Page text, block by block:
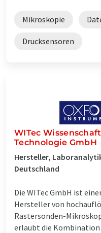
Mikroskopie
Drucksensoren
WITec
Technologie GmbH
Hersteller,
Deutschland
Die WITec GmbH ist
Hersteller von
Rastersonden-
erlaubt die Kombination